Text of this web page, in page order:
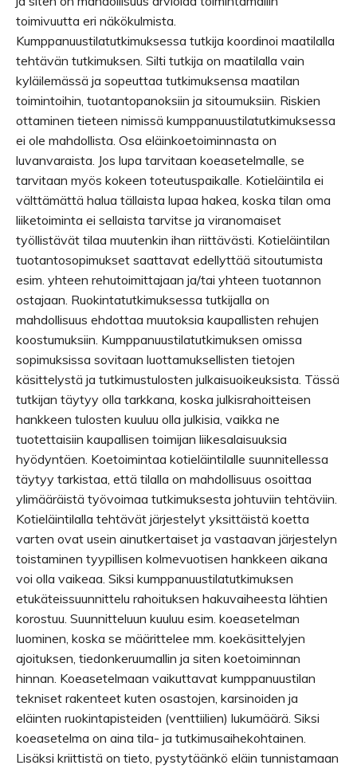
toimivuutta eri näkökulmista.
Kumppanuustilatutkimuksessa tutkija koordinoi maatilalla
tehtävän tutkimuksen. Silti tutkija on maatilalla vain
kyläilemässä ja sopeuttaa tutkimuksensa maatilan
toimintoihin, tuotantopanoksiin ja sitoumuksiin. Riskien
ottaminen tieteen nimissä kumppanuustilatutkimuksessa
ei ole mahdollista. Osa eläinkoetoiminnasta on
luvanvaraista. Jos lupa tarvitaan koeasetelmalle, se
tarvitaan myös kokeen toteutuspaikalle. Kotieläintila ei
välttämättä halua tällaista lupaa hakea, koska tilan oma
liiketoiminta ei sellaista tarvitse ja viranomaiset
työllistävät tilaa muutenkin ihan riittävästi. Kotieläintilan
tuotantosopimukset saattavat edellyttää sitoutumista
esim. yhteen rehutoimittajaan ja/tai yhteen tuotannon
ostajaan. Ruokintatutkimuksessa tutkijalla on
mahdollisuus ehdottaa muutoksia kaupallisten rehujen
koostumuksiin. Kumppanuustilatutkimuksen omissa
sopimuksissa sovitaan luottamuksellisten tietojen
käsittelystä ja tutkimustulosten julkaisuoikeuksista. Tässä
tutkijan täytyy olla tarkkana, koska julkisrahoitteisen
hankkeen tulosten kuuluu olla julkisia, vaikka ne
tuotettaisiin kaupallisen toimijan liikesalaisuuksia
hyödyntäen. Koetoimintaa kotieläintilalle suunnitellessa
täytyy tarkistaa, että tilalla on mahdollisuus osoittaa
ylimääräistä työvoimaa tutkimuksesta johtuviin tehtäviin.
Kotieläintilalla tehtävät järjestelyt yksittäistä koetta
varten ovat usein ainutkertaiset ja vastaavan järjestelyn
toistaminen tyypillisen kolmevuotisen hankkeen aikana
voi olla vaikeaa. Siksi kumppanuustilatutkimuksen
etukäteissuunnittelu rahoituksen hakuvaiheesta lähtien
korostuu. Suunnitteluun kuuluu esim. koeasetelman
luominen, koska se määrittelee mm. koekäsittelyjen
ajoituksen, tiedonkeruumallin ja siten koetoiminnan
hinnan. Koeasetelmaan vaikuttavat kumppanuustilan
tekniset rakenteet kuten osastojen, karsinoiden ja
eläinten ruokintapisteiden (venttiilien) lukumäärä. Siksi
koeasetelma on aina tila- ja tutkimusaihekohtainen.
Lisäksi kriittistä on tieto, pystytäänkö eläin tunnistamaan